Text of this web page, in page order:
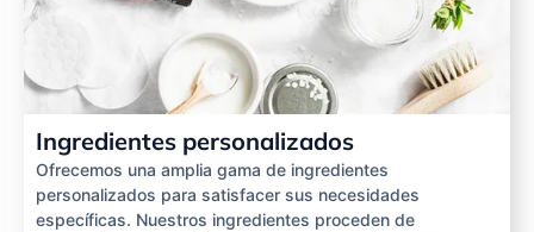
Ingredientes personalizados
Ofrecemos una amplia gama de ingredientes
personalizados para satisfacer sus necesidades
específicas. Nuestros ingredientes proceden de